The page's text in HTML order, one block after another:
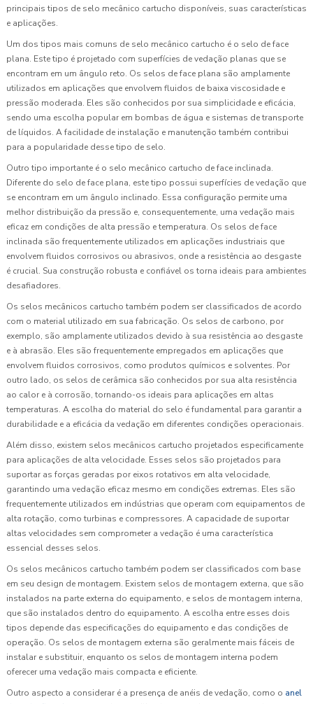
principais tipos de selo mecânico cartucho disponíveis, suas características
e aplicações.
Um dos tipos mais comuns de selo mecânico cartucho é o selo de face
plana. Este tipo é projetado com superfícies de vedação planas que se
encontram em um ângulo reto. Os selos de face plana são amplamente
utilizados em aplicações que envolvem fluidos de baixa viscosidade e
pressão moderada. Eles são conhecidos por sua simplicidade e eficácia,
sendo uma escolha popular em bombas de água e sistemas de transporte
de líquidos. A facilidade de instalação e manutenção também contribui
para a popularidade desse tipo de selo.
Outro tipo importante é o selo mecânico cartucho de face inclinada.
Diferente do selo de face plana, este tipo possui superfícies de vedação que
se encontram em um ângulo inclinado. Essa configuração permite uma
melhor distribuição da pressão e, consequentemente, uma vedação mais
eficaz em condições de alta pressão e temperatura. Os selos de face
inclinada são frequentemente utilizados em aplicações industriais que
envolvem fluidos corrosivos ou abrasivos, onde a resistência ao desgaste
é crucial. Sua construção robusta e confiável os torna ideais para ambientes
desafiadores.
Os selos mecânicos cartucho também podem ser classificados de acordo
com o material utilizado em sua fabricação. Os selos de carbono, por
exemplo, são amplamente utilizados devido à sua resistência ao desgaste
e à abrasão. Eles são frequentemente empregados em aplicações que
envolvem fluidos corrosivos, como produtos químicos e solventes. Por
outro lado, os selos de cerâmica são conhecidos por sua alta resistência
ao calor e à corrosão, tornando-os ideais para aplicações em altas
temperaturas. A escolha do material do selo é fundamental para garantir a
durabilidade e a eficácia da vedação em diferentes condições operacionais.
Além disso, existem selos mecânicos cartucho projetados especificamente
para aplicações de alta velocidade. Esses selos são projetados para
suportar as forças geradas por eixos rotativos em alta velocidade,
garantindo uma vedação eficaz mesmo em condições extremas. Eles são
frequentemente utilizados em indústrias que operam com equipamentos de
alta rotação, como turbinas e compressores. A capacidade de suportar
altas velocidades sem comprometer a vedação é uma característica
essencial desses selos.
Os selos mecânicos cartucho também podem ser classificados com base
em seu design de montagem. Existem selos de montagem externa, que são
instalados na parte externa do equipamento, e selos de montagem interna,
que são instalados dentro do equipamento. A escolha entre esses dois
tipos depende das especificações do equipamento e das condições de
operação. Os selos de montagem externa são geralmente mais fáceis de
instalar e substituir, enquanto os selos de montagem interna podem
oferecer uma vedação mais compacta e eficiente.
Outro aspecto a considerar é a presença de anéis de vedação, como o anel